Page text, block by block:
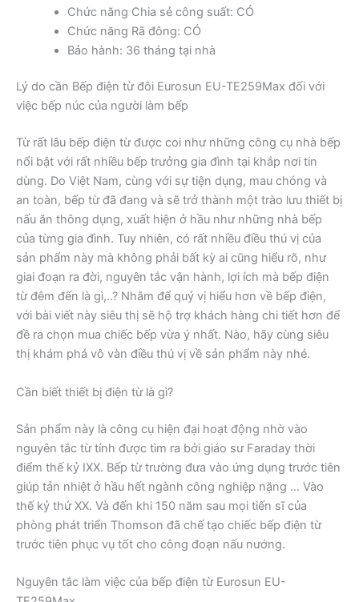
Chức năng Chia sẻ công suất: CÓ
Chức năng Rã đông: CÓ
Bảo hành: 36 tháng tại nhà
Lý do cần Bếp điện từ đôi Eurosun EU-TE259Max đối với
việc bếp núc của người làm bếp
Từ rất lâu bếp điện từ được coi như những công cụ nhà bếp
nổi bật với rất nhiều bếp trưởng gia đình tại khắp nơi tin
dùng. Do Việt Nam, cùng với sự tiện dụng, mau chóng và
an toàn, bếp từ đã đang và sẽ trở thành một trào lưu thiết bị
nấu ăn thông dụng, xuất hiện ở hầu như những nhà bếp
của từng gia đình. Tuy nhiên, có rất nhiều điều thú vị của
sản phẩm này mà không phải bất kỳ ai cũng hiểu rõ, như
giai đoạn ra đời, nguyên tắc vận hành, lợi ích mà bếp điện
từ đêm đến là gì,..? Nhằm để quý vị hiểu hơn về bếp điện,
với bài viết này siêu thị sẽ hộ trợ khách hàng chi tiết hơn để
đề ra chọn mua chiếc bếp vừa ý nhất. Nào, hãy cùng siêu
thị khám phá vô vàn điều thú vị về sản phẩm này nhé.
Cần biết thiết bị điện từ là gì?
Sản phẩm này là công cụ hiện đại hoạt động nhờ vào
nguyên tắc từ tính được tìm ra bởi giáo sư Faraday thời
điểm thế kỷ IXX. Bếp từ trường đưa vào ứng dụng trước tiên
giúp tản nhiệt ở hầu hết ngành công nghiệp nặng … Vào
thế kỷ thứ XX. Và đến khi 150 năm sau mọi tiến sĩ của
phòng phát triển Thomson đã chế tạo chiếc bếp điện từ
trước tiên phục vụ tốt cho công đoạn nấu nướng.
Nguyên tắc làm việc của bếp điện từ Eurosun EU-